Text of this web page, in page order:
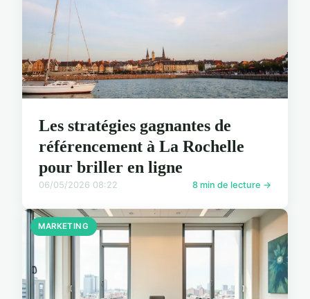
Les stratégies gagnantes de
référencement à La Rochelle
pour briller en ligne
06/05/2026 08:22 8 min de lecture →
MARKETING